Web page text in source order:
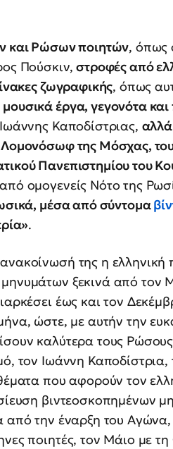
και Ρώσων ποιητών, όπως
Πούσκιν,στροφές από
ζωγραφικής, όπως
μουσικά έργα, γεγονότα
Καποδίστριας, αλλά
της Μόσχας,
Πανεπιστημίου του
ομογενείς Νότο της
μέσα από σύντομα
.
της η
ξεκινά από τον
έως και τον
ώστε, με αυτήν την
καλύτερα τους
τον Ιωάννη
που αφορούν τον
βιντεοσκοπημένων
την έναρξη του Αγώνα,
ποιητές, τον Μάιο με τη